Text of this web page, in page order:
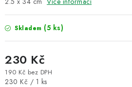
Skladem (5 ks)
230 Kč
190 Kč bez DPH
Měrná cena:
230 Kč / 1 ks